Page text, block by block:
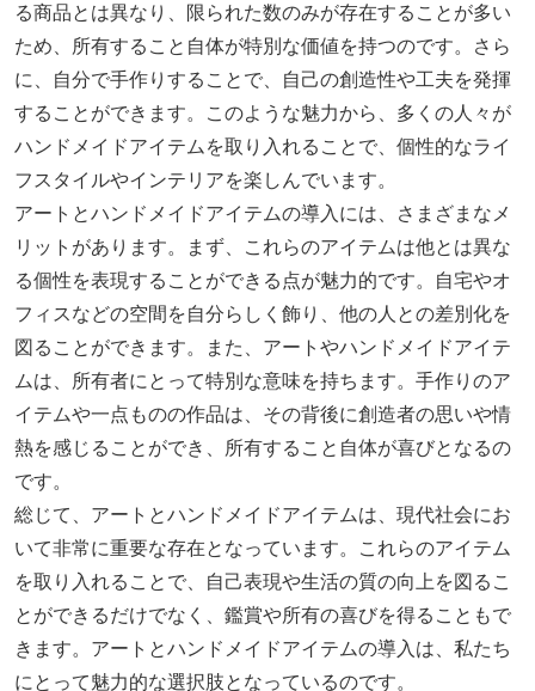
る商品とは異なり、限られた数のみが存在することが多い
ため、所有すること自体が特別な価値を持つのです。さら
に、自分で手作りすることで、自己の創造性や工夫を発揮
することができます。このような魅力から、多くの人々が
ハンドメイドアイテムを取り入れることで、個性的なライ
フスタイルやインテリアを楽しんでいます。
アートとハンドメイドアイテムの導入には、さまざまなメ
リットがあります。まず、これらのアイテムは他とは異な
る個性を表現することができる点が魅力的です。自宅やオ
フィスなどの空間を自分らしく飾り、他の人との差別化を
図ることができます。また、アートやハンドメイドアイテ
ムは、所有者にとって特別な意味を持ちます。手作りのア
イテムや一点ものの作品は、その背後に創造者の思いや情
熱を感じることができ、所有すること自体が喜びとなるの
です。
総じて、アートとハンドメイドアイテムは、現代社会にお
いて非常に重要な存在となっています。これらのアイテム
を取り入れることで、自己表現や生活の質の向上を図るこ
とができるだけでなく、鑑賞や所有の喜びを得ることもで
きます。アートとハンドメイドアイテムの導入は、私たち
にとって魅力的な選択肢となっているのです。